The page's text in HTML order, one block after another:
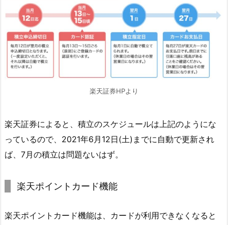
楽天証券HPより
楽天証券によると、積立のスケジュールは上記のようにな
っているので、2021年6月12日(土)までに自動で更新され
ば、7月の積立は問題ないはず。
楽天ポイントカード機能
楽天ポイントカード機能は、カードが利用できなくなると